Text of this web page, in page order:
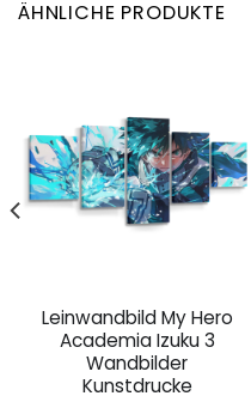
ÄHNLICHE PRODUKTE
Leinwandbild My Hero
Academia Izuku 3
Wandbilder
Kunstdrucke